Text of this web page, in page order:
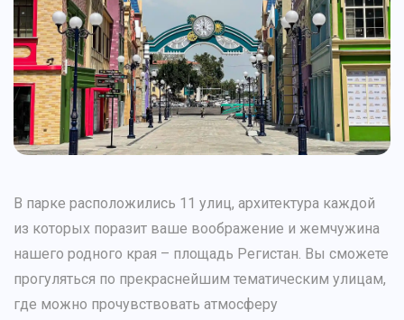
В парке расположились 11 улиц, архитектура каждой
из которых поразит ваше воображение и жемчужина
нашего родного края – площадь Регистан. Вы сможете
прогуляться по прекраснейшим тематическим улицам,
где можно прочувствовать атмосферу